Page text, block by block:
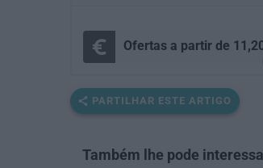
Ofertas a partir de
PARTILHAR ESTE ARTIGO
Também lhe pode